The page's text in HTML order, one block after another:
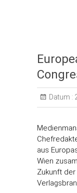
Datum :
aus
Wien
Zukunft der